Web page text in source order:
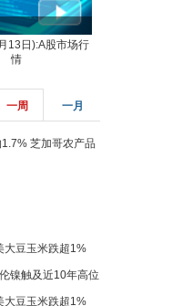
13日):A股市场行
情
一周 一月
芝加哥农产品
大豆玉米跌超1%
镍触及近10年高位
大豆玉米跌超1%